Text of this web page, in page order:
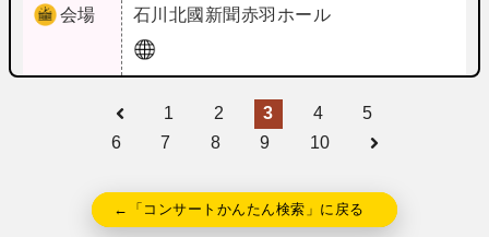
会場 石川 北國新聞赤羽ホール
1 2 3 4
5
6
7 8 9 10
←「コンサートかんたん検索」に戻る